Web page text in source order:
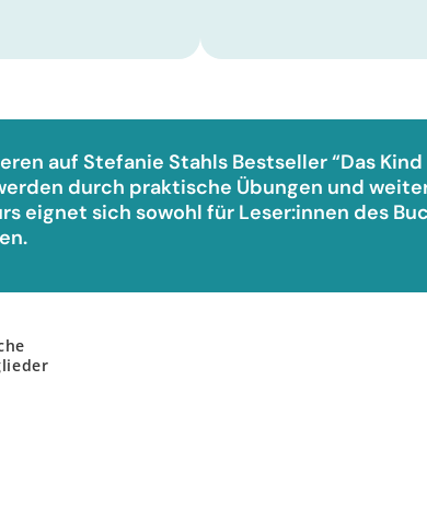
auf Stefanie Stahls Bestseller “Das
durch praktische Übungen und
eignet sich sowohl für Leser:innen des